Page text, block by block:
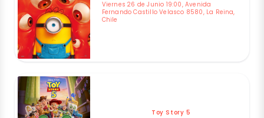
Viernes 26 de Junio 19:00, Avenida
Fernando Castillo Velasco 8580, La Reina,
Chile
Toy Story 5